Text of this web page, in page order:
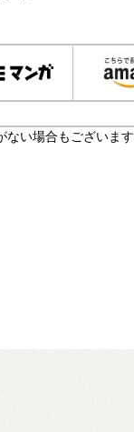
い場合もございます